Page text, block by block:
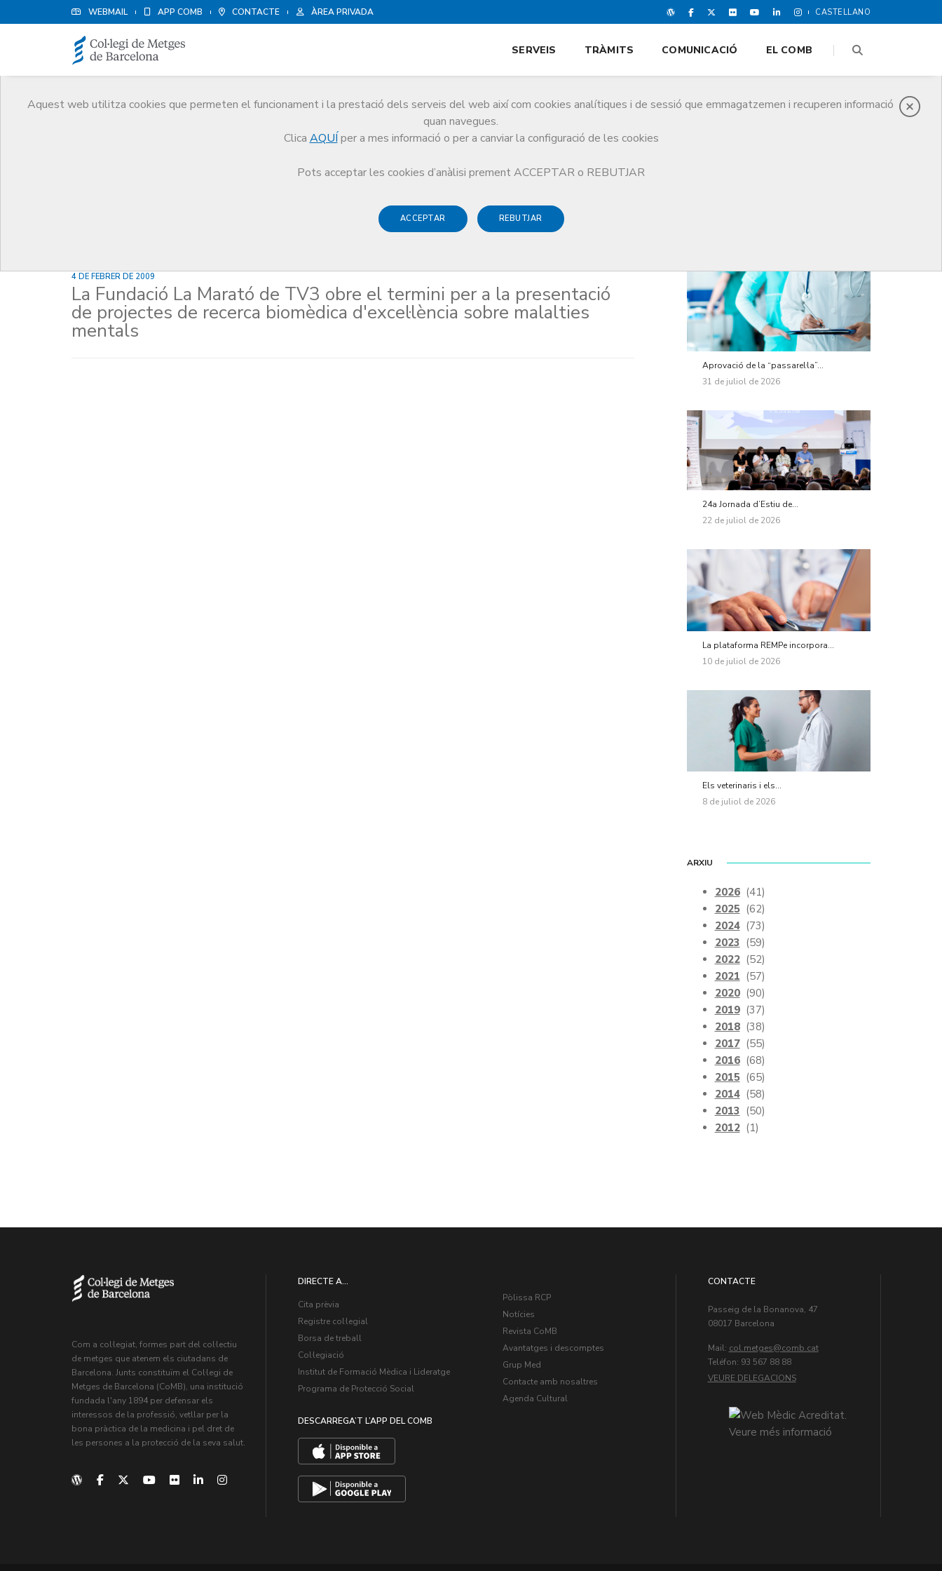
WEBMAIL APP COMB CONTACTE ÀREA PRIVADA CASTELLANO
Aquest web utilitza cookies que permeten el funcionament i la prestació dels serveis del web així com cookies analítiques i de sessió que emmagatzemen i recuperen informació
quan navegues.
Clica AQUÍ per a mes informació o per a canviar la configuració de les cookies
Pots acceptar les cookies d’anàlisi prement ACCEPTAR o REBUTJAR
ACCEPTAR REBUTJAR
SERVEIS TRÀMITS COMUNICACIÓ EL COMB
La Fundació La Marató de TV3 obre el termini per a la presentació de projectes de recerca biomèdica d'excel·lència sobre malalties mentals
4 DE FEBRER DE 2009
La Fundació La Marató de TV3 obre el termini per a la presentació
de projectes de recerca biomèdica d'excel·lència sobre malalties
mentals
Aprovació de la “passarel·la”...
31 de juliol de 2026
24a Jornada d’Estiu de...
22 de juliol de 2026
La plataforma REMPe incorpora...
10 de juliol de 2026
Els veterinaris i els...
8 de juliol de 2026
ARXIU
2026 (41)
2025 (62)
2024 (73)
2023 (59)
2022 (52)
2021 (57)
2020 (90)
2019 (37)
2018 (38)
2017 (55)
2016 (68)
2015 (65)
2014 (58)
2013 (50)
2012 (1)
Com a col·legiat, formes part del col·lectiu
de metges que atenem els ciutadans de
Barcelona. Junts constituïm el Col·legi de
Metges de Barcelona (CoMB), una institució
fundada l'any 1894 per defensar els
interessos de la professió, vetllar per la
bona pràctica de la medicina i pel dret de
les persones a la protecció de la seva salut.
DIRECTE A...
Cita prèvia
Registre col·legial
Borsa de treball
Col·legiació
Institut de Formació Mèdica i Lideratge
Programa de Protecció Social
DESCARREGA’T L’APP DEL COMB
Pòlissa RCP
Notícies
Revista CoMB
Avantatges i descomptes
Grup Med
Contacte amb nosaltres
Agenda Cultural
CONTACTE
Passeig de la Bonanova, 47
08017 Barcelona
Mail: col.metges
Teléfon: 93 567 88 88
VEURE DELEGACIONS